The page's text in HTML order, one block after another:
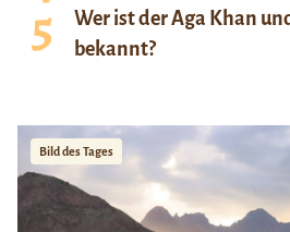
Wer ist der Aga Khan
bekannt?
Bild des Tages